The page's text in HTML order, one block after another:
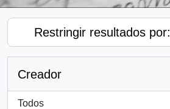
Restringir resultados por:
Creador
Todos